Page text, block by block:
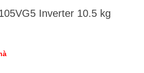
Inverter 10.5 kg